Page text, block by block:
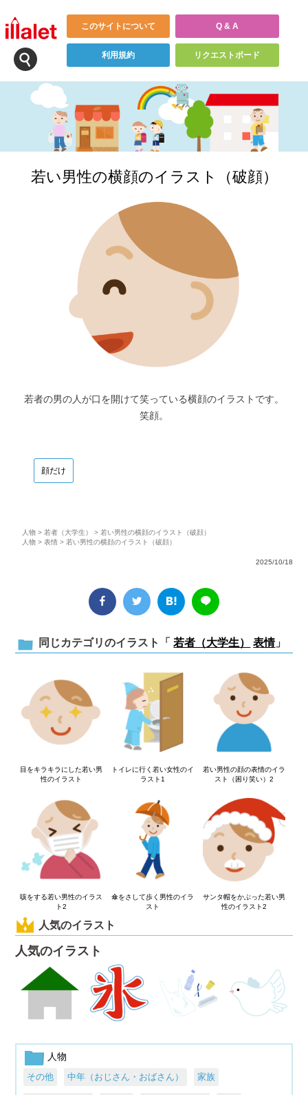
このサイトについて Q & A
利用規約 リクエストボード
若い男性の横顔のイラスト（破顔）
若者の男の人が口を開けて笑っている横顔のイラストです。
笑顔。
顔だけ
人物 >若者（大学生）
> 若い男性の横顔のイラスト（破顔）
人物 >表情 > 若い男性の横顔のイラスト（破顔）
2025/10/18
同じカテゴリのイラスト「 若者（大学生） 表情」
目をキラキラにした若い男
性のイラスト
トイレに行く若い女性のイ
ラスト1
若い男性の顔の表情のイラ
スト（困り笑い）2
咳をする若い男性のイラス
ト2
傘をさして歩く男性のイラ
スト
サンタ帽をかぶった若い男
性のイラスト2
人気のイラスト
人気のイラスト
人物
その他 中年（おじさん・おばさん） 家族